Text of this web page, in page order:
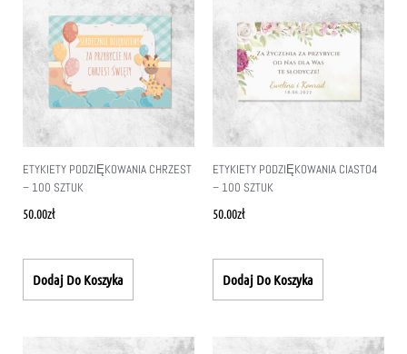
ETYKIETY PODZIĘKOWANIA CHRZEST
– 100 SZTUK
50.00zł
Dodaj Do Koszyka
ETYKIETY PODZIĘKOWANIA CIASTO4
– 100 SZTUK
50.00zł
Dodaj Do Koszyka